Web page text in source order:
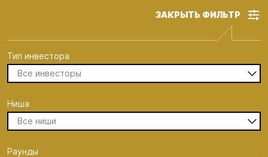
ЗАКРЫТЬ ФИЛЬТР
Тип инвестора
Все инвесторы
Ниша
Все ниши
Раунды